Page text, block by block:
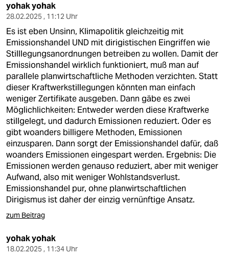
yohak yohak
28.02.2025 , 11:12 Uhr
Es ist eben Unsinn, Klimapolitik gleichzeitig mit
Emissionshandel UND mit dirigistischen Eingriffen wie
Stilllegungsanordnungen betreiben zu wollen. Damit der
Emissionshandel wirklich funktioniert, muß man auf
parallele planwirtschaftliche Methoden verzichten. Statt
dieser Kraftwerkstillegungen könnten man einfach
weniger Zertifikate ausgeben. Dann gäbe es zwei
Möglichlichkeiten: Entweder werden diese Kraftwerke
stillgelegt, und dadurch Emissionen reduziert. Oder es
gibt woanders billigere Methoden, Emissionen
einzusparen. Dann sorgt der Emissionshandel dafür, daß
woanders Emissionen eingespart werden. Ergebnis: Die
Emissionen werden genauso reduziert, aber mit weniger
Aufwand, also mit weniger Wohlstandsverlust.
Emissionshandel pur, ohne planwirtschaftlichen
Dirigismus ist daher der einzig vernünftige Ansatz.
zum Beitrag
yohak yohak
18.02.2025 , 11:34 Uhr